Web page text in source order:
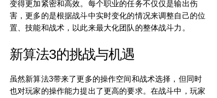
变得更加紧密和高效。每个职业的任务不仅仅是输出伤
害，更多的是根据战斗中实时变化的情况来调整自己的位
置、技能和战术，以此来最大化团队的整体战斗力。
新算法3的挑战与机遇
虽然新算法3带来了更多的操作空间和战术选择，但同时
也对玩家的操作能力提出了更高的要求。在战斗中，玩家